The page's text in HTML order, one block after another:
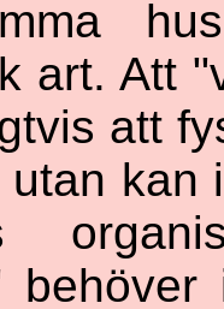
art. Att
att
utan kan